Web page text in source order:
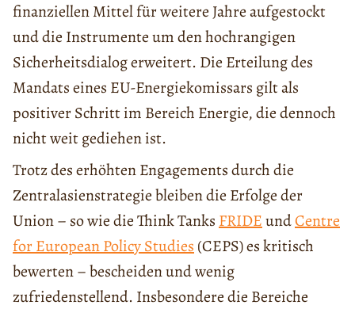
finanziellen Mittel für weitere Jahre aufgestockt
und die Instrumente um den hochrangigen
Sicherheitsdialog erweitert. Die Erteilung des
Mandats eines EU-Energiekomissars gilt als
positiver Schritt im Bereich Energie, die dennoch
nicht weit gediehen ist.
Trotz des erhöhten Engagements durch die
Zentralasienstrategie bleiben die Erfolge der
Union – so wie die Think Tanks FRIDEundCentre
for European Policy Studies (CEPS) es kritisch
bewerten – bescheiden und wenig
zufriedenstellend. Insbesondere die Bereiche